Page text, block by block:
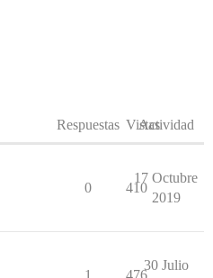
Respuestas Vistas
Actividad
0 410
17 Octubre
2019
1 476
30 Julio